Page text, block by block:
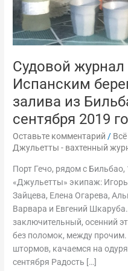
Судовой
Испанским
залива из
сентября 2019
Оставьте комментарий /
Джульетты - вахтенный
Порт Гечо, рядом с Бильбао,
«Джульетты» экипаж:
Зайцева, Елена Огарева,
Варвара и Евгений
заключительный, осенний
без поломок, между
штормов, качаемся на
сентября Радость […]
14-
26
сентября
года